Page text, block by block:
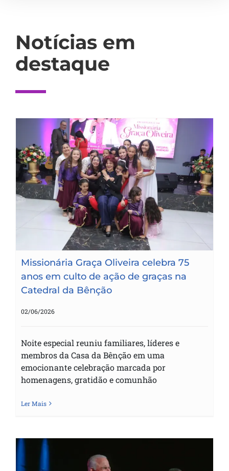
Notícias em
destaque
Missionária Graça Oliveira celebra 75 anos
em culto de ação de graças na Catedral
da Bênção
Missionária Graça Oliveira celebra 75
anos em culto de ação de graças na
Catedral da Bênção
02/06/2026
Noite especial reuniu familiares, líderes e
membros da Casa da Bênção em uma
emocionante celebração marcada por
homenagens, gratidão e comunhão
Ler Mais